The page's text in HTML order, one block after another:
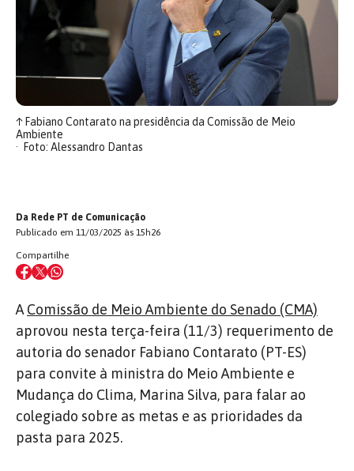
↑Fabiano Contarato na presidência da Comissão de Meio
Ambiente
Foto: Alessandro Dantas
Da Rede PT de Comunicação
Publicado em 11/03/2025 às 15h26
Compartilhe
AComissão de Meio Ambiente do Senado (CMA)
aprovou nesta terça-feira (11/3) requerimento de
autoria do senador Fabiano Contarato (PT-ES)
para convite à ministra do Meio Ambiente e
Mudança do Clima, Marina Silva, para falar ao
colegiado sobre as metas e as prioridades da
pasta para 2025.